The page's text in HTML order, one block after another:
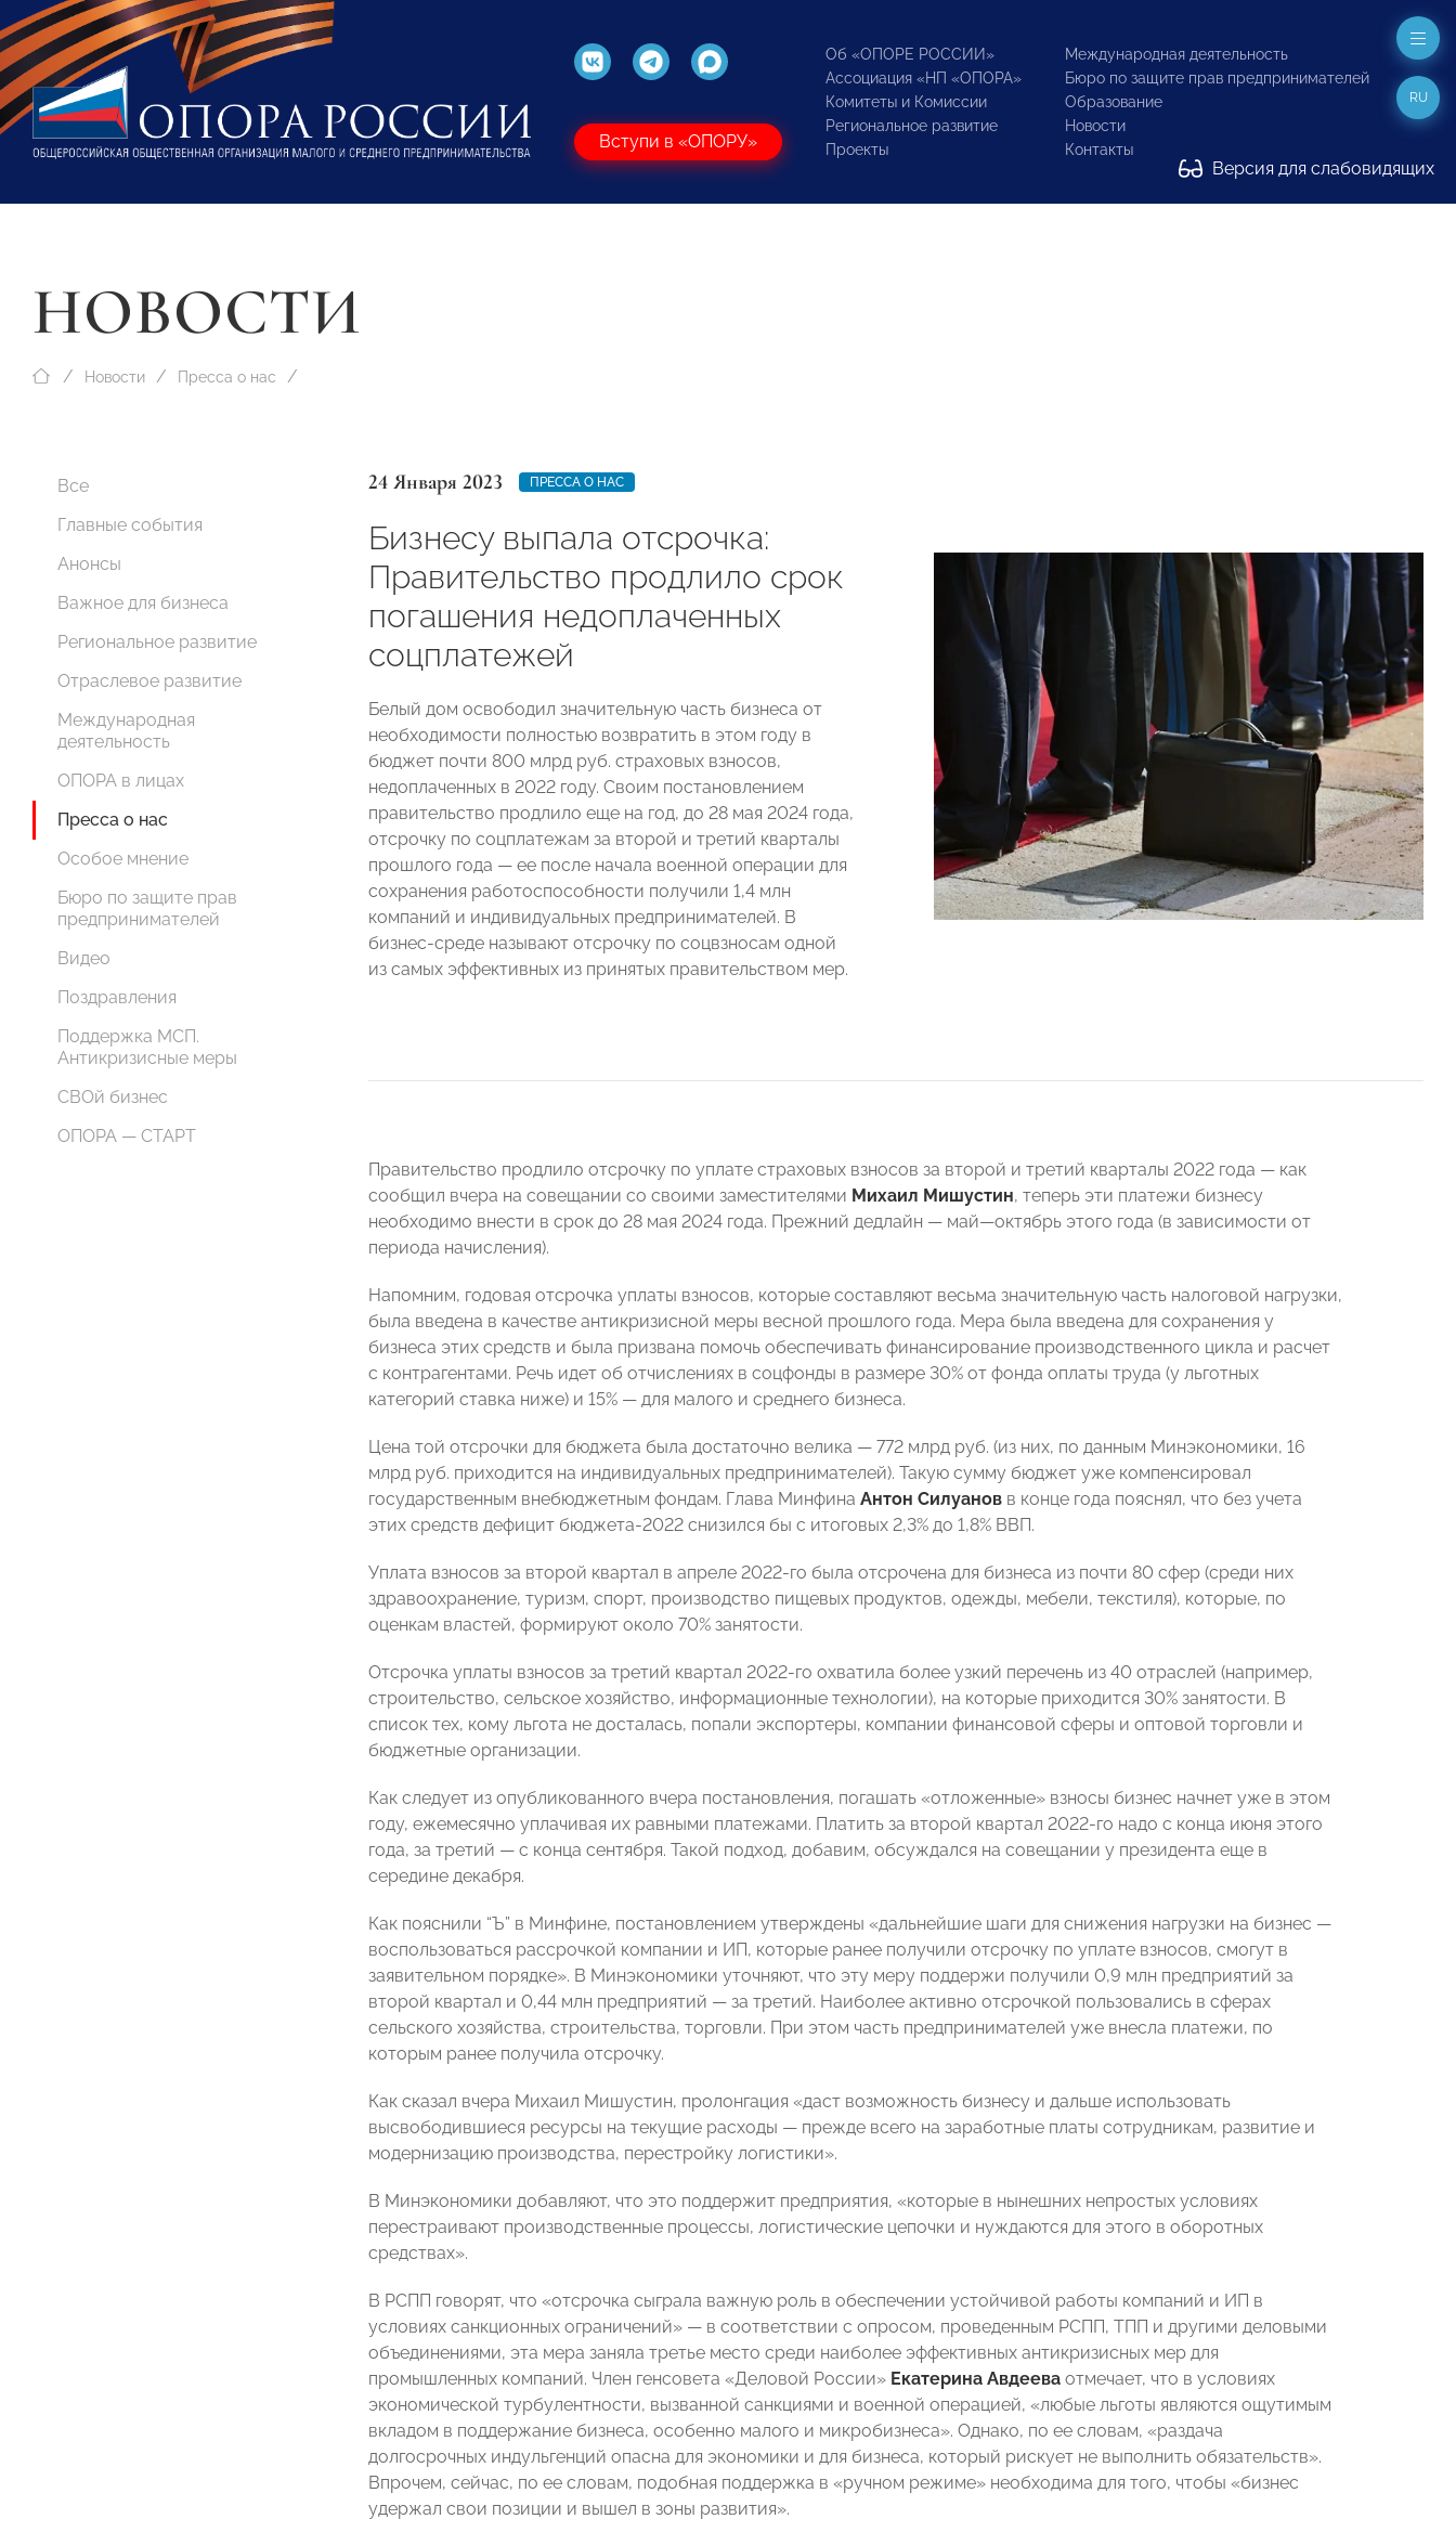
Вступи в «ОПОРУ»
Об «ОПОРЕ РОССИИ»
Ассоциация «НП «ОПОРА»
Комитеты и Комиссии
Региональное развитие
Проекты
Международная деятельность
Бюро по защите прав предпринимателей
Образование
Новости
Контакты
Версия для слабовидящих
RU
НОВОСТИ
Новости Пресса о нас
Все
Главные события
Анонсы
Важное для бизнеса
Региональное развитие
Отраслевое развитие
Международная
деятельность
ОПОРА в лицах
Пресса о нас
Особое мнение
Бюро по защите прав
предпринимателей
Видео
Поздравления
Поддержка МСП.
Антикризисные меры
СВОй бизнес
ОПОРА — СТАРТ
24 Января 2023 ПРЕССА О НАС
Бизнесу выпала отсрочка:
Правительство продлило срок
погашения недоплаченных
соцплатежей
Белый дом освободил значительную часть бизнеса от
необходимости полностью возвратить в этом году в
бюджет почти 800 млрд руб. страховых взносов,
недоплаченных в 2022 году. Своим постановлением
правительство продлило еще на год, до 28 мая 2024 года,
отсрочку по соцплатежам за второй и третий кварталы
прошлого года — ее после начала военной операции для
сохранения работоспособности получили 1,4 млн
компаний и индивидуальных предпринимателей. В
бизнес-среде называют отсрочку по соцвзносам одной
из самых эффективных из принятых правительством мер.
Правительство продлило отсрочку по уплате страховых взносов за второй и третий кварталы 2022 года — как
сообщил вчера на совещании со своими заместителями Михаил Мишустин, теперь эти платежи бизнесу
необходимо внести в срок до 28 мая 2024 года. Прежний дедлайн — май—октябрь этого года (в зависимости от
периода начисления).
Напомним, годовая отсрочка уплаты взносов, которые составляют весьма значительную часть налоговой нагрузки,
была введена в качестве антикризисной меры весной прошлого года. Мера была введена для сохранения у
бизнеса этих средств и была призвана помочь обеспечивать финансирование производственного цикла и расчет
с контрагентами. Речь идет об отчислениях в соцфонды в размере 30% от фонда оплаты труда (у льготных
категорий ставка ниже) и 15% — для малого и среднего бизнеса.
Цена той отсрочки для бюджета была достаточно велика — 772 млрд руб. (из них, по данным Минэкономики, 16
млрд руб. приходится на индивидуальных предпринимателей). Такую сумму бюджет уже компенсировал
государственным внебюджетным фондам. Глава Минфина Антон Силуанов в конце года пояснял, что без учета
этих средств дефицит бюджета-2022 снизился бы с итоговых 2,3% до 1,8% ВВП.
Уплата взносов за второй квартал в апреле 2022-го была отсрочена для бизнеса из почти 80 сфер (среди них
здравоохранение, туризм, спорт, производство пищевых продуктов, одежды, мебели, текстиля), которые, по
оценкам властей, формируют около 70% занятости.
Отсрочка уплаты взносов за третий квартал 2022-го охватила более узкий перечень из 40 отраслей (например,
строительство, сельское хозяйство, информационные технологии), на которые приходится 30% занятости. В
список тех, кому льгота не досталась, попали экспортеры, компании финансовой сферы и оптовой торговли и
бюджетные организации.
Как следует из опубликованного вчера постановления, погашать «отложенные» взносы бизнес начнет уже в этом
году, ежемесячно уплачивая их равными платежами. Платить за второй квартал 2022-го надо с конца июня этого
года, за третий — с конца сентября. Такой подход, добавим, обсуждался на совещании у президента еще в
середине декабря.
Как пояснили “Ъ” в Минфине, постановлением утверждены «дальнейшие шаги для снижения нагрузки на бизнес —
воспользоваться рассрочкой компании и ИП, которые ранее получили отсрочку по уплате взносов, смогут в
заявительном порядке». В Минэкономики уточняют, что эту меру поддержи получили 0,9 млн предприятий за
второй квартал и 0,44 млн предприятий — за третий. Наиболее активно отсрочкой пользовались в сферах
сельского хозяйства, строительства, торговли. При этом часть предпринимателей уже внесла платежи, по
которым ранее получила отсрочку.
Как сказал вчера Михаил Мишустин, пролонгация «даст возможность бизнесу и дальше использовать
высвободившиеся ресурсы на текущие расходы — прежде всего на заработные платы сотрудникам, развитие и
модернизацию производства, перестройку логистики».
В Минэкономики добавляют, что это поддержит предприятия, «которые в нынешних непростых условиях
перестраивают производственные процессы, логистические цепочки и нуждаются для этого в оборотных
средствах».
В РСПП говорят, что «отсрочка сыграла важную роль в обеспечении устойчивой работы компаний и ИП в
условиях санкционных ограничений» — в соответствии с опросом, проведенным РСПП, ТПП и другими деловыми
объединениями, эта мера заняла третье место среди наиболее эффективных антикризисных мер для
промышленных компаний. Член генсовета «Деловой России» Екатерина Авдеева отмечает, что в условиях
экономической турбулентности, вызванной санкциями и военной операцией, «любые льготы являются ощутимым
вкладом в поддержание бизнеса, особенно малого и микробизнеса». Однако, по ее словам, «раздача
долгосрочных индульгенций опасна для экономики и для бизнеса, который рискует не выполнить обязательств».
Впрочем, сейчас, по ее словам, подобная поддержка в «ручном режиме» необходима для того, чтобы «бизнес
удержал свои позиции и вышел в зоны развития».